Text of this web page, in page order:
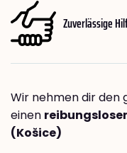
Zuverlässige
Wir nehmen dir den
einen
(Košice)